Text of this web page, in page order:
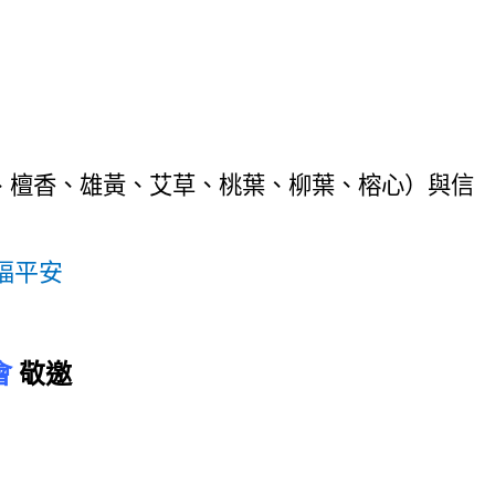
檀香、雄黃、艾草、桃葉、 柳葉、榕心）與信
平安
敬邀